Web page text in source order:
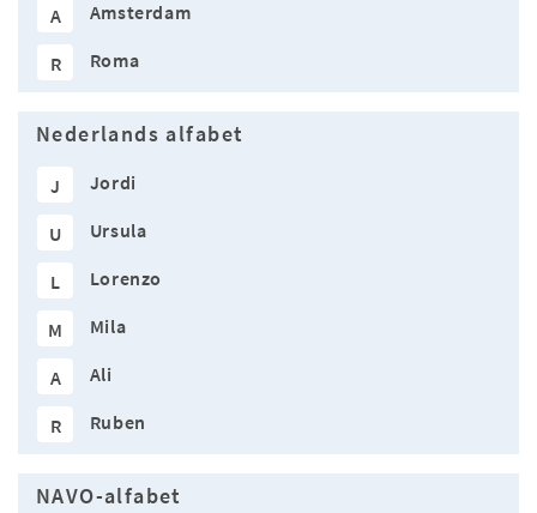
A Amsterdam
R Roma
Nederlands alfabet
J Jordi
U Ursula
L Lorenzo
M Mila
A Ali
R Ruben
NAVO-alfabet